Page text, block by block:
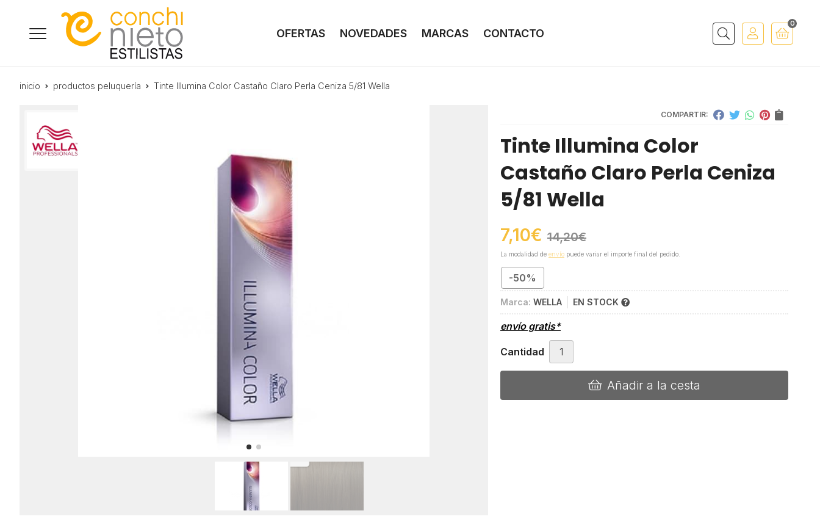
OFERTAS NOVEDADES MARCAS CONTACTO Buscar
0
inicio productos peluquería Tinte Illumina Color Castaño Claro Perla Ceniza 5/81 Wella
COMPARTIR:
Tinte Illumina Color
Castaño Claro Perla Ceniza
5/81 Wella
7,10€ 14,20€
La modalidad de envío puede variar el importe final del pedido.
-50%
Marca: WELLA EN STOCK
envío gratis*
Cantidad
Añadir a la cesta